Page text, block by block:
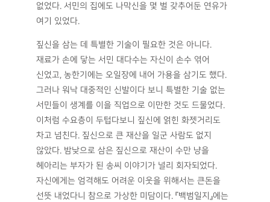
없었다. 서민의 집에도 나막신을 몇 벌 갖추어둔 연유가
여기 있었다.
짚신을 삼는 데 특별한 기술이 필요한 것은 아니다.
재료가 손에 닿는 서민 대다수는 자신이 손수 엮어
신었고, 농한기에는 오일장에 내어 가용을 삼기도 했다.
그러나 워낙 대중적인 신발이다 보니 특별한 기술 없는
서민들이 생계를 이을 직업으로 이만한 것도 드물었다.
이처럼 수요층이 두텁다보니 짚신에 얽힌 화젯거리도
차고 넘친다. 짚신으로 큰 재산을 일군 사람도 없지
않았다. 밤낮으로 삼은 짚신으로 재산이 수만 냥을
헤아리는 부자가 된 송씨 이야기가 널리 회자되었다.
자신에게는 엄격해도 어려운 이웃을 위해서는 큰돈을
선뜻 내었다니 참으로 가상한 미담이다. 『백범일지』에는